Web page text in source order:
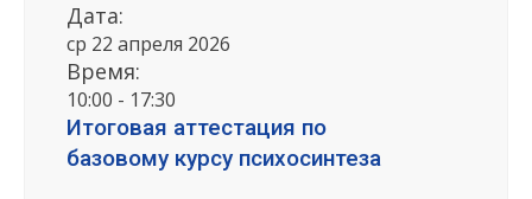
Дата:
ср 22 апреля 2026
Время:
10:00 - 17:30
Итоговая аттестация по
базовому курсу психосинтеза